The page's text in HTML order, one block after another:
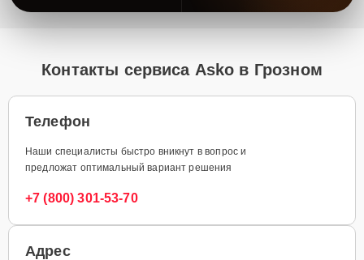
Контакты сервиса Asko в Грозном
Телефон
Наши специалисты быстро вникнут в вопрос и
предложат оптимальный вариант решения
+7 (800) 301-53-70
Адрес